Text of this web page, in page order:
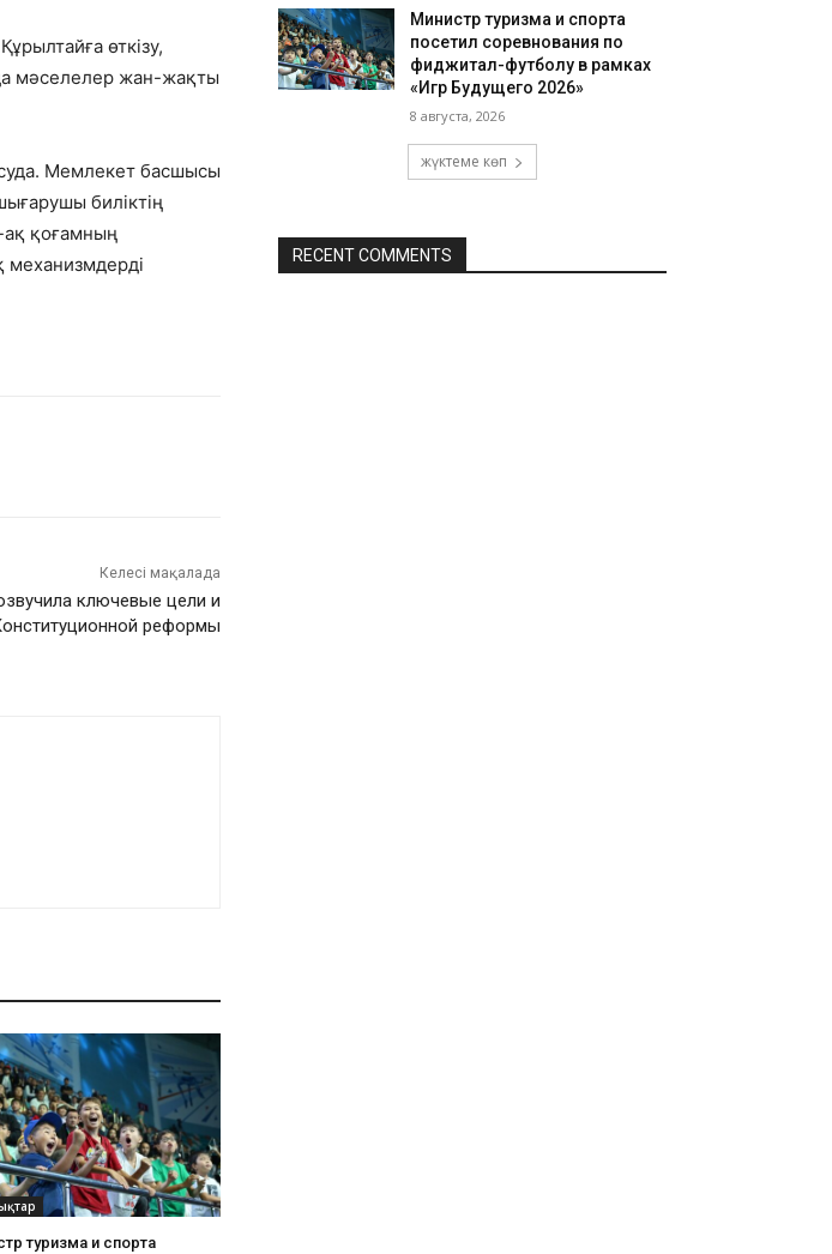
өткізу,
мәселелер жан-жақты
Мемлекет басшысы
биліктің
ақ қоғамның
механизмдерді
Келесі мақалада
ключевые цели и
реформы
туризма и спорта
Министр туризма и спорта
посетил соревнования по
фиджитал-футболу в рамках
«Игр Будущего 2026»
8 августа, 2026
жүктеме көп
RECENT COMMENTS